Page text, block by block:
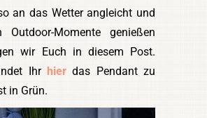
an das Wetter angleicht und
Outdoor-Momente genießen
wir Euch in diesem Post.
Ihr hier das Pendant zu
in Grün.